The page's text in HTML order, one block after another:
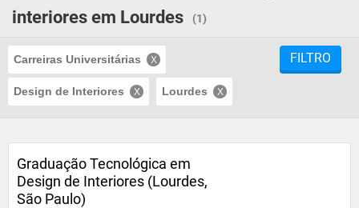
interiores em Lourdes
(1)
Carreiras Universitárias
Design de Interiores Lourdes
FILTRO
Graduação Tecnológica em
Design de Interiores (Lourdes,
São Paulo)